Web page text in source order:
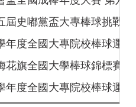
屆史嘟黨盃大專棒球挑戰
年度全國大專院校棒球運
花旗全國大學棒球錦標賽
年度全國大專院校棒球運